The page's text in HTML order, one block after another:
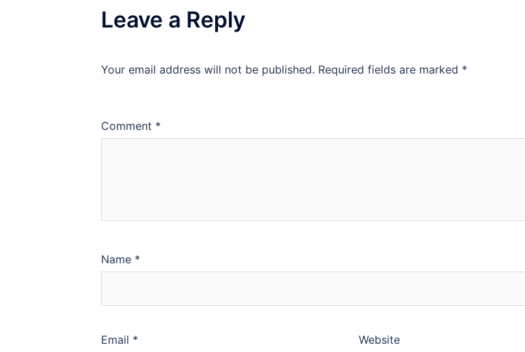
Leave a Reply
Your email address will not be published. Required fields are marked *
Comment *
Name *
Email * Website